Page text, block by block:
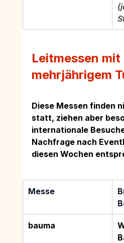
Leitmessen mit
mehrjährigem
Diese Messen finden
statt, ziehen aber
internationale
Nachfrage nach
diesen Wochen
Messe
bauma